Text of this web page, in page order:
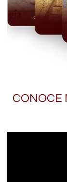
Olmecas
CONOCE